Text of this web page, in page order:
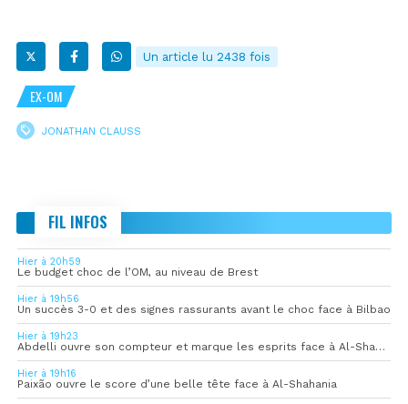
Un article lu 2438 fois
EX-OM
JONATHAN CLAUSS
FIL INFOS
Hier à 20h59
Le budget choc de l’OM, au niveau de Brest
Hier à 19h56
Un succès 3-0 et des signes rassurants avant le choc face à Bilbao
Hier à 19h23
Abdelli ouvre son compteur et marque les esprits face à Al-Shahania
Hier à 19h16
Paixão ouvre le score d’une belle tête face à Al-Shahania